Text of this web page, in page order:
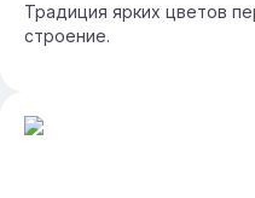
Традиция ярких цветов
строение.